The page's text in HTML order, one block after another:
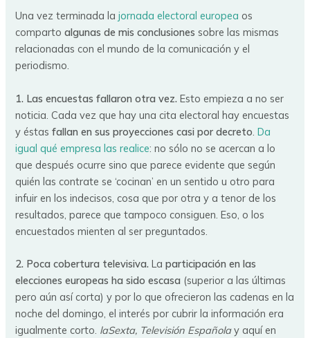
Una vez terminada lajornada electoral europea os
comparto algunas de mis conclusiones sobre las mismas
relacionadas con el mundo de la comunicación y el
periodismo.
1. Las encuestas fallaron otra vez. Esto empieza a no ser
noticia. Cada vez que hay una cita electoral hay encuestas
y éstasfallan en sus proyecciones casi por decreto .Da
igual qué empresa las realice: no sólo no se acercan a lo
que después ocurre sino que parece evidente que según
quién las contrate se ‘cocinan’ en un sentido u otro para
infuir en los indecisos, cosa que por otra y a tenor de los
resultados, parece que tampoco consiguen. Eso, o los
encuestados mienten al ser preguntados.
2. Poca cobertura televisiva. Laparticipación en las
elecciones europeas ha sido escasa (superior a las últimas
pero aún así corta) y por lo que ofrecieron las cadenas en la
noche del domingo, el interés por cubrir la información era
igualmente corto. laSexta, Televisión Españolay aquí en